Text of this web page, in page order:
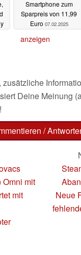
Smartphone zum
Sparpreis von 11,99
Euro 07.02.2025
anzeigen
Deine Meinung
/
Omni mit
mit
Neue